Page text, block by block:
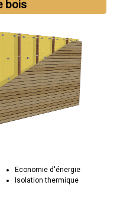
bois
Economie d'énergie
Isolation thermique